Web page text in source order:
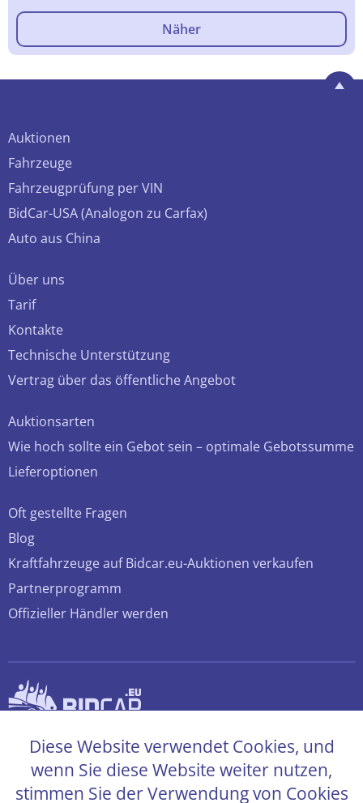
Näher
Auktionen
Fahrzeuge
Fahrzeugprüfung per VIN
BidCar-USA (Analogon zu Carfax)
Auto aus China
Über uns
Tarif
Kontakte
Technische Unterstützung
Vertrag über das öffentliche Angebot
Auktionsarten
Wie hoch sollte ein Gebot sein – optimale Gebotssumme
Lieferoptionen
Oft gestellte Fragen
Blog
Kraftfahrzeuge auf Bidcar.eu-Auktionen verkaufen
Partnerprogramm
Offizieller Händler werden
© 2026 bidcar.eu
Alle Rechte sind vorbehalten
Diese Website verwendet Cookies, und
wenn Sie diese Website weiter nutzen,
stimmen Sie der Verwendung von Cookies